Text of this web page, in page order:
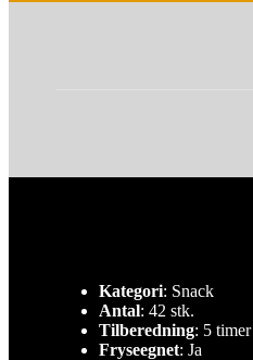
Kategori: Snack
Antal: 42 stk.
Tilberedning: 5 timer
Fryseegnet: Ja